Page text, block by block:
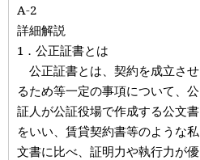
A-2
詳細解説
1．公正証書とは
公正証書とは、契約を成立させ
るため等一定の事項について、公
証人が公証役場で作成する公文書
をいい、賃貸契約書等のような私
文書に比べ、証明力や執行力が優